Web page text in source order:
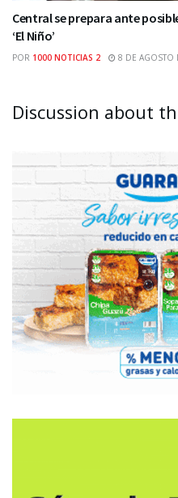
Central se prepara ante
‘El Niño’
POR 1000 NOTICIAS 2 8 DE AGOSTO
Discussion about